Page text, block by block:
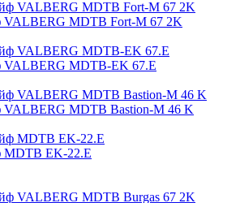
VALBERG MDTB Fort-M 67 2K
VALBERG MDTB-EK 67.E
VALBERG MDTB Bastion-M 46 K
MDTB EK-22.E